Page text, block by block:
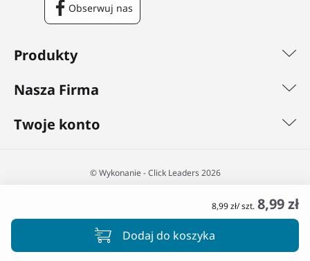
8,99 zł/ szt. 8,99 zł
Dodaj do koszyka
Produkty
Nasza Firma
Twoje konto
Obserwuj nas
Facebook
©️ Wykonanie - Click Leaders 2026